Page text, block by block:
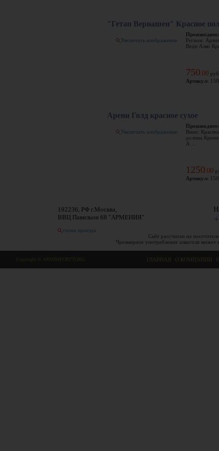
"Гетап Вернашен" Красное
Увеличить изображение
Регион:
Веди Алко
750 00
Артикул:
Арени Голд красное сухое
Увеличить изображение
Вино:
долина
А ...
1250 00
Артикул:
192236, РФ г.Москва,
ВВЦ Павильон 68 "АРМЕНИЯ"
схема проезда
Сайт рассчитан на
Чрезмерное употребление алкоголя
Copyright © ARMIMPORTTORG ГЛАВНАЯ О КОМПАНИИ